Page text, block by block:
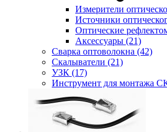
Измерители
Источники
Оптические
Аксессуары (21)
Сварка оптоволокна (42)
Скалыватели (21)
УЗК (17)
Инструмент для монтажа